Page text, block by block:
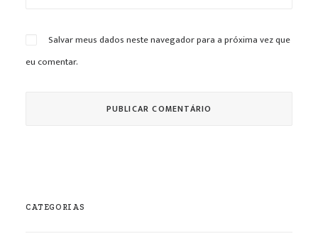
Salvar meus dados neste navegador para a próxima vez que
eu comentar.
CATEGORIAS